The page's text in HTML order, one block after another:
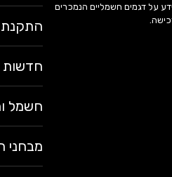
על דגמים חשמליים הנמכרים
התקנת
חדשות
חשמל
מבחני